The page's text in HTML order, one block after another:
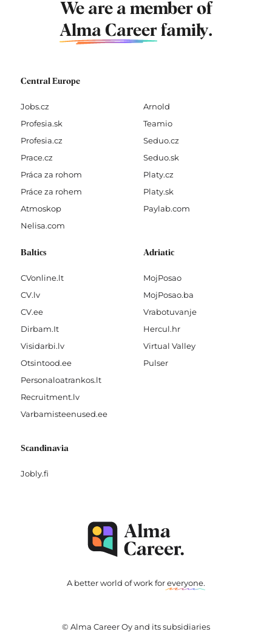
We are a member of
Alma Career family.
Central Europe
Jobs.cz
Profesia.sk
Profesia.cz
Prace.cz
Práca za rohom
Práce za rohem
Atmoskop
Nelisa.com
Arnold
Teamio
Seduo.cz
Seduo.sk
Platy.cz
Platy.sk
Paylab.com
Baltics
CVonline.lt
CV.lv
CV.ee
Dirbam.It
Visidarbi.lv
Otsintood.ee
Personaloatrankos.lt
Recruitment.lv
Varbamisteenused.ee
Adriatic
MojPosao
MojPosao.ba
Vrabotuvanje
Hercul.hr
Virtual Valley
Pulser
Scandinavia
Jobly.fi
A better world of work foreveryone.
© Alma Career Oy and its subsidiaries